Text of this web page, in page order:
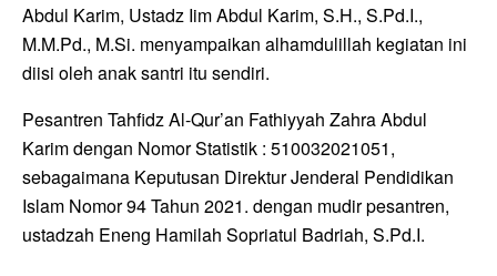
Abdul Karim, Ustadz Iim Abdul Karim, S.H., S.Pd.I.,
M.M.Pd., M.Si. menyampaikan alhamdulillah kegiatan ini
diisi oleh anak santri itu sendiri.
Pesantren Tahfidz Al-Qur’an Fathiyyah Zahra Abdul
Karim dengan Nomor Statistik : 510032021051,
sebagaimana Keputusan Direktur Jenderal Pendidikan
Islam Nomor 94 Tahun 2021. dengan mudir pesantren,
ustadzah Eneng Hamilah Sopriatul Badriah, S.Pd.I.